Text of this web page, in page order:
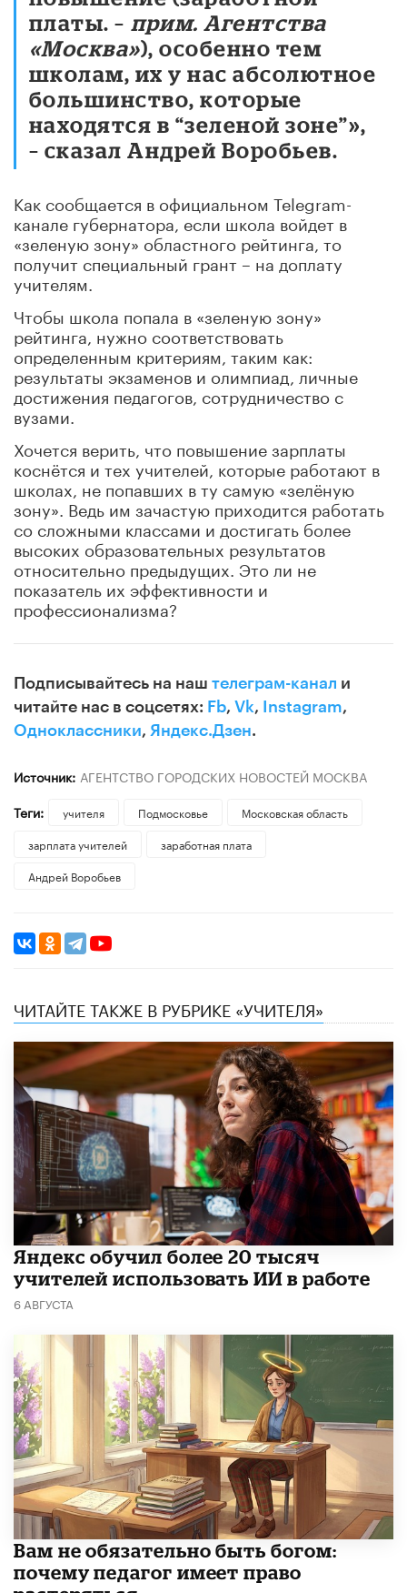
платы. – прим. Агентства
«Москва»), особенно тем
школам, их у нас абсолютное
большинство, которые
находятся в “зеленой зоне”»,
– сказал Андрей Воробьев.
Как сообщается в официальном Telegram-
канале губернатора, если школа войдет в
«зеленую зону» областного рейтинга, то
получит специальный грант – на доплату
учителям.
Чтобы школа попала в «зеленую зону»
рейтинга, нужно соответствовать
определенным критериям, таким как:
результаты экзаменов и олимпиад, личные
достижения педагогов, сотрудничество с
вузами.
Хочется верить, что повышение зарплаты
коснётся и тех учителей, которые работают в
школах, не попавших в ту самую «зелёную
зону». Ведь им зачастую приходится работать
со сложными классами и достигать более
высоких образовательных результатов
относительно предыдущих. Это ли не
показатель их эффективности и
профессионализма?
Подписывайтесь на наш телеграм-канал и
читайте нас в соцсетях: Fb, Vk, Instagram,
Одноклассники, Яндекс.Дзен.
Источник: АГЕНТСТВО ГОРОДСКИХ НОВОСТЕЙ МОСКВА
Теги:
учителя Подмосковье
Московская область
зарплата учителей
заработная плата
Андрей Воробьев
ЧИТАЙТЕ ТАКЖЕ В РУБРИКЕ «УЧИТЕЛЯ»
​Яндекс обучил более 20 тысяч
учителей использовать ИИ в работе
6 АВГУСТА
​Вам не обязательно быть богом:
почему педагог имеет право